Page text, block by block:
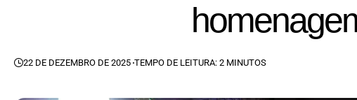
22 DE DEZEMBRO DE 2025 TEMPO DE LEITURA: 2 MINUTOS